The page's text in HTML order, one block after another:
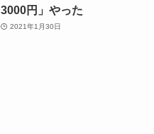
3000円」やった
2021年1月30日